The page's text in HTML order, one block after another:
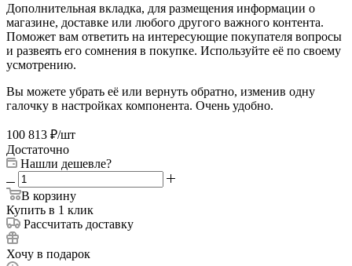
Дополнительная вкладка, для размещения информации о
магазине, доставке или любого другого важного контента.
Поможет вам ответить на интересующие покупателя вопросы
и развеять его сомнения в покупке. Используйте её по своему
усмотрению.
Вы можете убрать её или вернуть обратно, изменив одну
галочку в настройках компонента. Очень удобно.
100 813 ₽/шт
Достаточно
Нашли дешевле?
В корзину
Купить в 1 клик
Рассчитать доставку
Хочу в подарок